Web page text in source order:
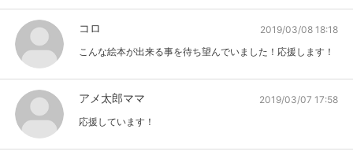
コロ
2019/03/08 18:18
こんな絵本が出来る事を待ち望んでいました！応援します！
アメ太郎ママ
2019/03/07 17:58
応援しています！